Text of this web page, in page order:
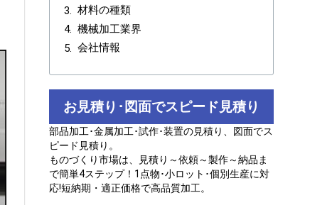
材料の種類
機械加工業界
会社情報
お見積り･図面でスピード見積り
部品加工･金属加工･試作･装置の見積り、図面でス
ピード見積り。
ものづくり市場は、見積り～依頼～製作～納品ま
で簡単4ステップ！1点物･小ロット･個別生産に対
応!短納期・適正価格で高品質加工。